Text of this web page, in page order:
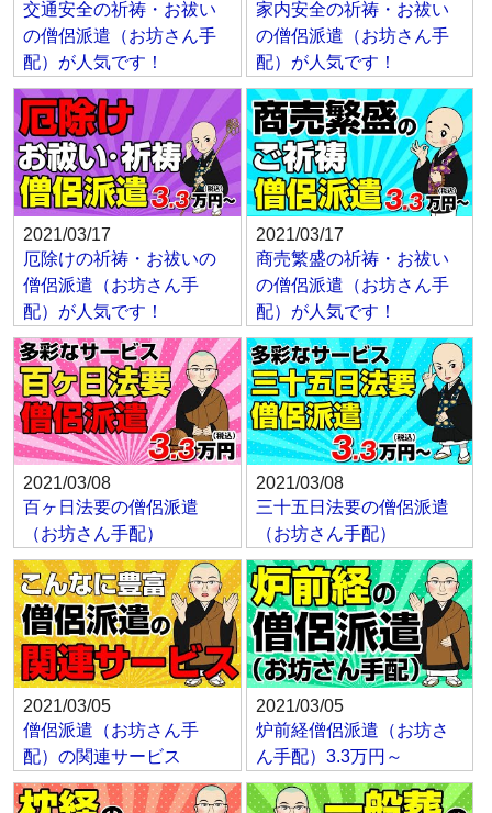
交通安全の祈祷・お祓い
の僧侶派遣（お坊さん手
配）が人気です！
家内安全の祈祷・お祓い
の僧侶派遣（お坊さん手
配）が人気です！
2021/03/17
厄除けの祈祷・お祓いの
僧侶派遣（お坊さん手
配）が人気です！
2021/03/17
商売繁盛の祈祷・お祓い
の僧侶派遣（お坊さん手
配）が人気です！
2021/03/08
百ヶ日法要の僧侶派遣
（お坊さん手配）
2021/03/08
三十五日法要の僧侶派遣
（お坊さん手配）
2021/03/05
僧侶派遣（お坊さん手
配）の関連サービス
2021/03/05
炉前経僧侶派遣（お坊さ
ん手配）3.3万円～